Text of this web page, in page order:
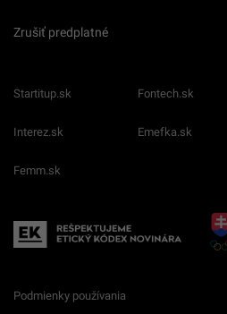
Zrušiť predplatné
Startitup.sk Fontech.sk
Interez.sk Emefka.sk
Femm.sk
Podmienky používania